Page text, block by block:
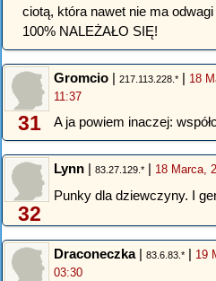
ciotą, która nawet nie ma
100% NALEŻAŁO SIĘ!
31
Gromcio | 217.113.228.* | 18
11:37
A ja powiem inaczej:
32
Lynn | 83.27.129.* | 18 Marca,
Punky dla dziewczyny. I
Draconeczka| 83.6.83.* | 19
03:30